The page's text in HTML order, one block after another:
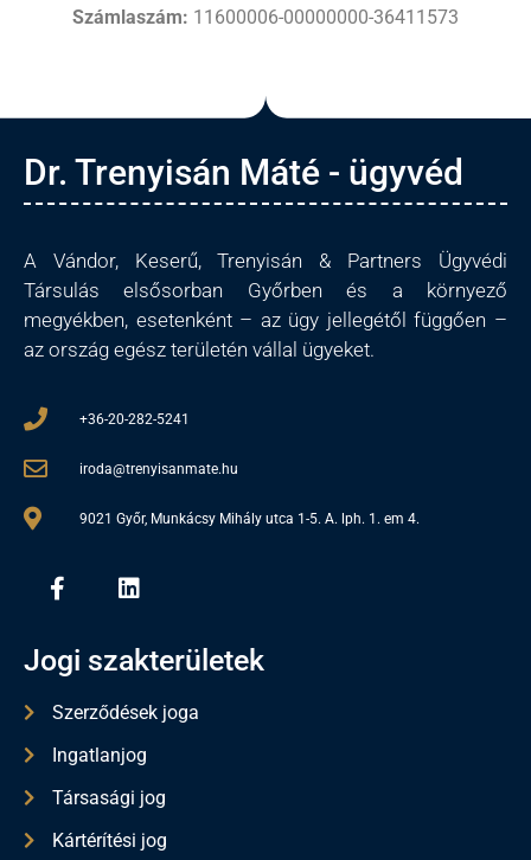
Számlaszám: 11600006-00000000-36411573
Dr. Trenyisán Máté - ügyvéd
A Vándor, Keserű, Trenyisán & Partners Ügyvédi
Társulás elsősorban Győrben és a környező
megyékben, esetenként – az ügy jellegétől függően –
az ország egész területén vállal ügyeket.
+36-20-282-5241
iroda@trenyisanmate.hu
9021 Győr, Munkácsy Mihály utca 1-5. A. lph. 1. em 4.
Jogi szakterületek
Szerződések joga
Ingatlanjog
Társasági jog
Kártérítési jog